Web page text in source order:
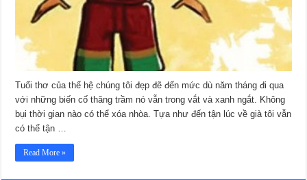
Tuổi thơ của thế hệ chúng tôi đẹp đẽ đến mức dù năm tháng đi qua
với những biến cố thăng trầm nó vẫn trong vắt và xanh ngắt. Không
bụi thời gian nào có thể xóa nhòa. Tựa như đến tận lúc về già tôi vẫn
có thể tận …
Read More »